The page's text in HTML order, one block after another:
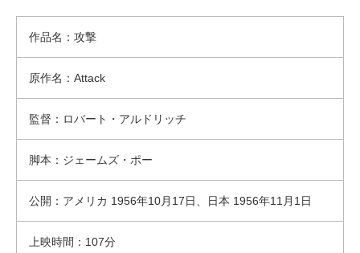
作品名：攻撃
原作名：Attack
監督：ロバート・アルドリッチ
脚本：ジェームズ・ポー
公開：アメリカ 1956年10月17日、日本 1956年11月1日
上映時間：107分